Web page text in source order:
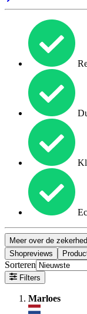
Meer over de
Shopreviews
Sorteren
Filters
Marloes